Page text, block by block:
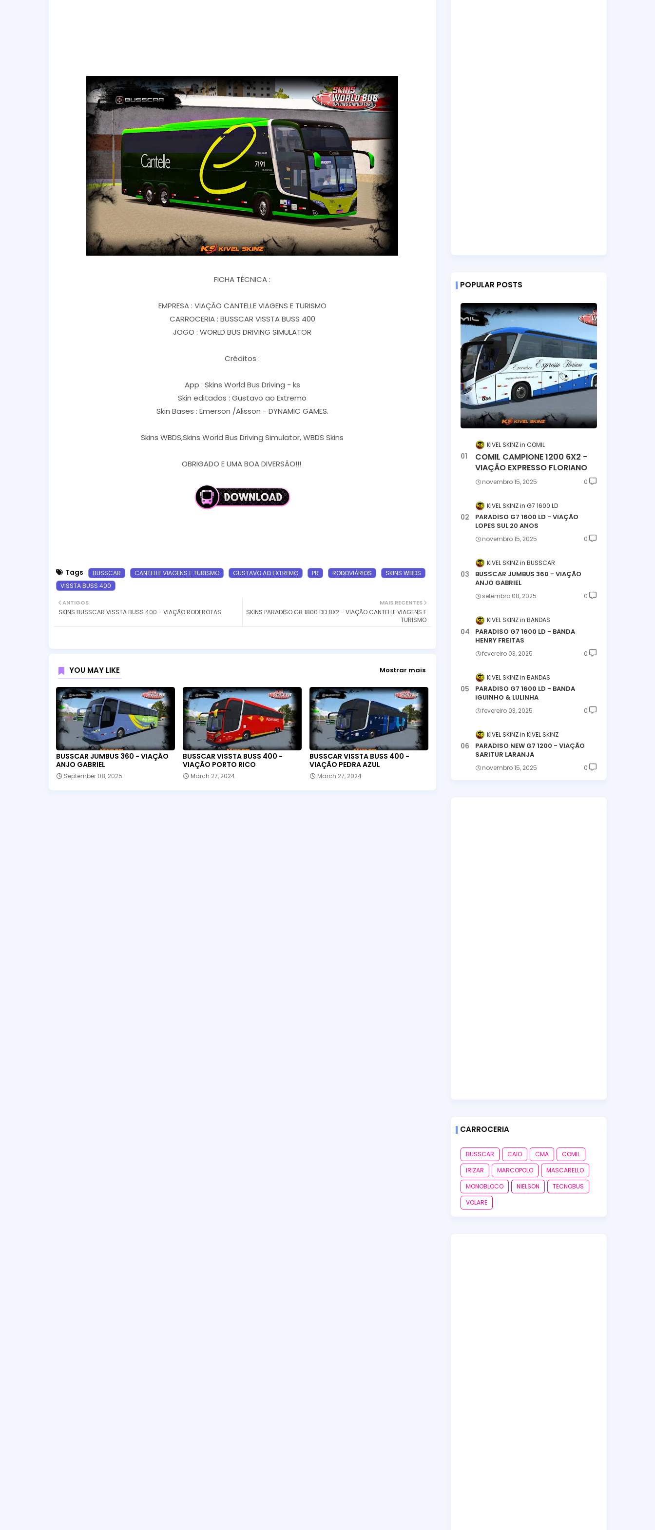
FICHA TÉCNICA :
EMPRESA : VIAÇÃO CANTELLE VIAGENS E TURISMO
CARROCERIA : BUSSCAR VISSTA BUSS 400
JOGO : WORLD BUS DRIVING SIMULATOR
Créditos :
App : Skins World Bus Driving - ks
Skin editadas : Gustavo ao Extremo
Skin Bases : Emerson /Alisson - DYNAMIC GAMES.
Skins WBDS,Skins World Bus Driving Simulator, WBDS Skins
OBRIGADO E UMA BOA DIVERSÃO!!!
Tags BUSSCAR CANTELLE VIAGENS E TURISMO GUSTAVO AO EXTREMO PR RODOVIÁRIOS
SKINS WBDS
VISSTA BUSS 400
MAIS RECENTES
SKINS PARADISO G8 1800 DD 8X2 - VIAÇÃO CANTELLE VIAGENS E
TURISMO
ANTIGOS
SKINS BUSSCAR VISSTA BUSS 400 - VIAÇÃO RODEROTAS
YOU MAY LIKE Mostrar mais
BUSSCAR JUMBUS 360 - VIAÇÃO
ANJO GABRIEL
September 08, 2025
BUSSCAR VISSTA BUSS 400 -
VIAÇÃO PORTO RICO
March 27, 2024
BUSSCAR VISSTA BUSS 400 -
VIAÇÃO PEDRA AZUL
March 27, 2024
POPULAR POSTS
KIVEL SKINZ COMIL
COMIL CAMPIONE 1200 6X2 -
VIAÇÃO EXPRESSO FLORIANO
novembro 15, 2025 0
KIVEL SKINZ G7 1600 LD
PARADISO G7 1600 LD - VIAÇÃO
LOPES SUL 20 ANOS
novembro 15, 2025 0
KIVEL SKINZ BUSSCAR
BUSSCAR JUMBUS 360 - VIAÇÃO
ANJO GABRIEL
setembro 08, 2025 0
KIVEL SKINZ BANDAS
PARADISO G7 1600 LD - BANDA
HENRY FREITAS
fevereiro 03, 2025 0
KIVEL SKINZ BANDAS
PARADISO G7 1600 LD - BANDA
IGUINHO & LULINHA
fevereiro 03, 2025 0
KIVEL SKINZ KIVEL SKINZ
PARADISO NEW G7 1200 - VIAÇÃO
SARITUR LARANJA
novembro 15, 2025 0
CARROCERIA
BUSSCAR CAIO CMA
COMIL
IRIZAR
MARCOPOLO
MASCARELLO
MONOBLOCO
NIELSON
TECNOBUS
VOLARE